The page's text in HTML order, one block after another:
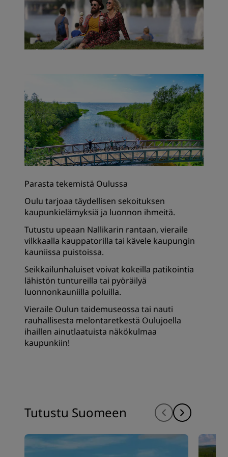
Parasta tekemistä Oulussa
Oulu tarjoaa täydellisen sekoituksen
kaupunkielämyksiä ja luonnon ihmeitä.
Tutustu upeaan Nallikarin rantaan, vieraile
vilkkaalla kauppatorilla tai kävele kaupungin
kauniissa puistoissa.
Seikkailunhaluiset voivat kokeilla patikointia
lähistön tuntureilla tai pyöräilyä
luonnonkauniilla poluilla.
Vieraile Oulun taidemuseossa tai nauti
rauhallisesta melontaretkestä Oulujoella
ihaillen ainutlaatuista näkökulmaa
kaupunkiin!
Tutustu Suomeen